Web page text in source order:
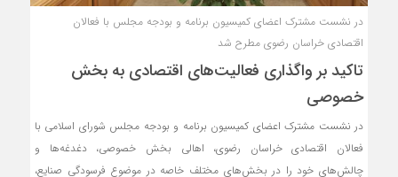
در نشست مشترک اعضای کمیسیون برنامه و بودجه مجلس با فعالان
اقتصادی خراسان رضوی مطرح شد
تاکید بر واگذاری فعالیت‌های اقتصادی به بخش
خصوصی
در نشست مشترک اعضای کمیسیون برنامه و بودجه مجلس شورای اسلامی با
فعالان اقتصادی خراسان رضوی، اهالی بخش خصوصی، دغدغه‌ها و
چالش‌های خود را در بخش‌های مختلف خاصه در موضوع فرسودگی صنایع،